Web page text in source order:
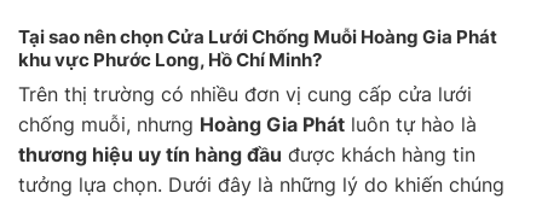
Tại sao nên chọn Cửa Lưới Chống Muỗi Hoàng Gia Phát
khu vực Phước Long, Hồ Chí Minh?
Trên thị trường có nhiều đơn vị cung cấp cửa lưới
chống muỗi, nhưng Hoàng Gia Phát luôn tự hào là
thương hiệu uy tín hàng đầu được khách hàng tin
tưởng lựa chọn. Dưới đây là những lý do khiến chúng